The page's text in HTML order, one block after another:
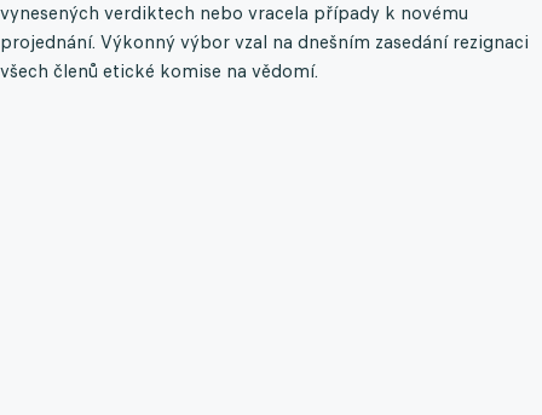
vynesených verdiktech nebo vracela případy k novému
projednání. Výkonný výbor vzal na dnešním zasedání rezignaci
všech členů etické komise na vědomí.